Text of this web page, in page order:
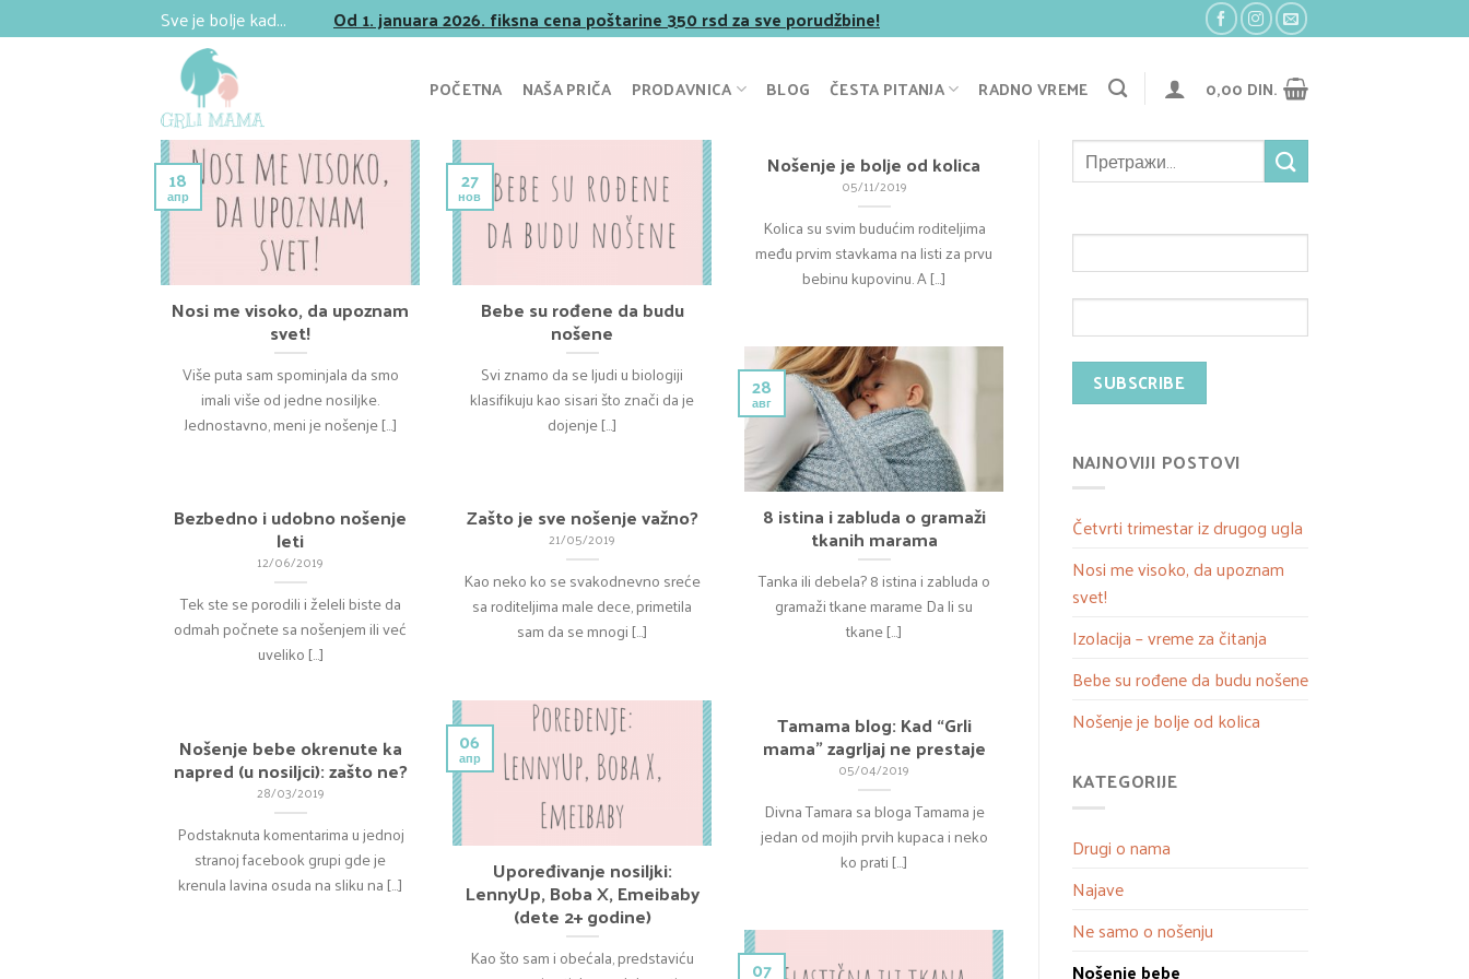
to
Sve je bolje kad... Od 1. januara 2026. fiksna cena poštarine 350 rsd za sve porudžbine!
POČETNA NAŠA PRIČA PRODAVNICA BLOG ČESTA PITANJA RADNO VREME 0,00 DIN.
Nosi me visoko, da upoznam
svet!
Više puta sam spominjala da smo
imali više od jedne nosiljke.
Jednostavno, meni je nošenje [...]
18
апр
Bebe su rođene da budu
nošene
Svi znamo da se ljudi u biologiji
klasifikuju kao sisari što znači da je
dojenje [...]
27
нов
Nošenje je bolje od kolica
05/11/2019
Kolica su svim budućim roditeljima
među prvim stavkama na listi za prvu
bebinu kupovinu. A [...]
8 istina i zabluda o gramaži
tkanih marama
Tanka ili debela? 8 istina i zabluda o
gramaži tkane marame Da li su
tkane [...]
28
авг
Bezbedno i udobno nošenje
leti
12/06/2019
Tek ste se porodili i želeli biste da
odmah počnete sa nošenjem ili već
uveliko [...]
Zašto je sve nošenje važno?
21/05/2019
Kao neko ko se svakodnevno sreće
sa roditeljima male dece, primetila
sam da se mnogi [...]
Upoređivanje nosiljki:
LennyUp, Boba X, Emeibaby
(dete 2+ godine)
Kao što sam i obećala, predstaviću
06
апр
Tamama blog: Kad “Grli
mama” zagrljaj ne prestaje
05/04/2019
Divna Tamara sa bloga Tamama je
jedan od mojih prvih kupaca i neko
ko prati [...]
Nošenje bebe okrenute ka
napred (u nosiljci): zašto ne?
28/03/2019
Podstaknuta komentarima u jednoj
stranoj facebook grupi gde je
krenula lavina osuda na sliku na [...]
07
NAJNOVIJI POSTOVI
Četvrti trimestar iz drugog ugla
Nosi me visoko, da upoznam
svet!
Izolacija – vreme za čitanja
Bebe su rođene da budu nošene
Nošenje je bolje od kolica
KATEGORIJE
Drugi o nama
Najave
Ne samo o nošenju
Nošenje bebe